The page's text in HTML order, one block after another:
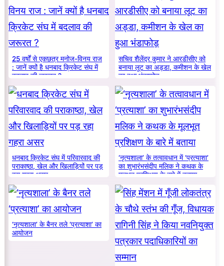
25 वर्षों से एकछत्र मनोज-विनय राज
: जानें क्यों है धनबाद क्रिकेट संघ में
बदलाव की जरूरत ?
सचिव शैलेंद्र कुमार ने आरडीसीए को
बनाया लूट का अड्डा, कमीशन के खेल
का हुआ भंडाफोड़
धनबाद क्रिकेट संघ में परिवारवाद की
पराकाष्ठा, खेल और खिलाड़ियों पर पड़
रहा गहरा असर
‘नृत्यशाला’ के तत्वावधान में ‘प्रत्याशा’
का शुभारंभसंदीप मलिक ने कथक के
मूलभूत प्रशिक्षण के बारे में बताया
‘नृत्यशाला’ के बैनर तले ‘प्रत्याशा’ का
आयोजन